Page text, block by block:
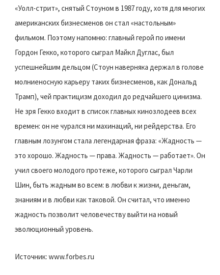
«Уолл-стрит», снятый Стоуном в 1987 году, хотя для многих
американских бизнесменов он стал «настольным»
фильмом. Поэтому напомню: главный герой по имени
Гордон Гекко, которого сыграл Майкл Дуглас, был
успешнейшим дельцом (Стоун наверняка держал в голове
молниеносную карьеру таких бизнесменов, как Дональд
Трамп), чей практицизм доходил до редчайшего цинизма.
Не зря Гекко входит в список главных кинозлодеев всех
времен: он не чурался ни махинаций, ни рейдерства. Его
главным лозунгом стала легендарная фраза: «Жадность —
это хорошо. Жадность — права. Жадность — работает». Он
учил своего молодого протеже, которого сыграл Чарли
Шин, быть жадным во всем: в любви к жизни, деньгам,
знаниям и в любви как таковой. Он считал, что именно
жадность позволит человечеству выйти на новый
эволюционный уровень.
Источник: www.forbes.ru